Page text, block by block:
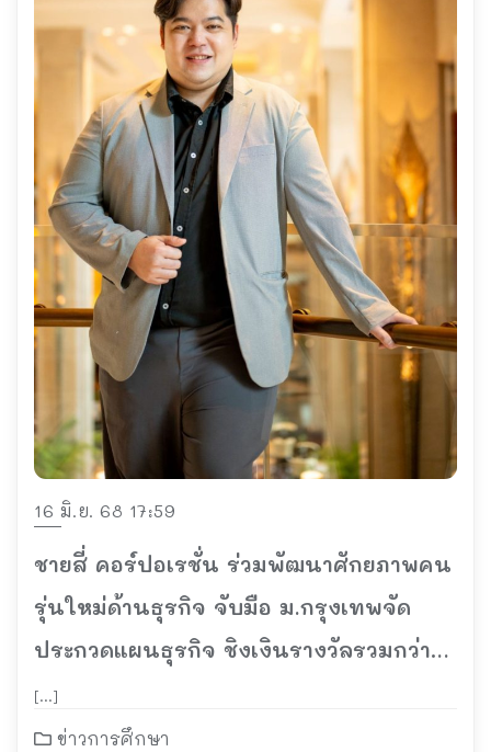
16 มิ.ย. 68 17:59
ชายสี่ คอร์ปอเรชั่น ร่วมพัฒนาศักยภาพคน
รุ่นใหม่ด้านธุรกิจ จับมือ ม.กรุงเทพจัด
ประกวดแผนธุรกิจ ชิงเงินรางวัลรวมกว่า
200,000 บาท
[…]
ข่าวการศึกษา